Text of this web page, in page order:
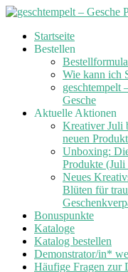
Skip
Startseite
Bestellen
Wie kann ich
geschtempelt
Gesche
Aktuelle Aktionen
Kreativer Juli
neuen
Unboxing:
Produkte
Neues
Blüten für
Bonuspunkte
Kataloge
Katalog bestellen
Demonstrator/in*
Häufige Fragen zur